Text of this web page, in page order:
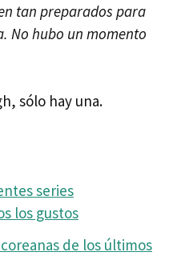
tan preparados para
No hubo un momento
sólo hay una.
series
los gustos
de los últimos